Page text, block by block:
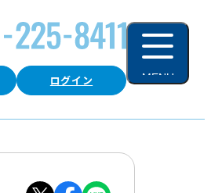
ログイン MENU